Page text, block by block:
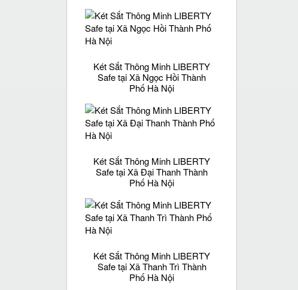
Két Sắt Thông Minh LIBERTY
Safe tại Xã Ngọc Hồi Thành
Phố Hà Nội
Két Sắt Thông Minh LIBERTY
Safe tại Xã Đại Thanh Thành
Phố Hà Nội
Két Sắt Thông Minh LIBERTY
Safe tại Xã Thanh Trì Thành
Phố Hà Nội